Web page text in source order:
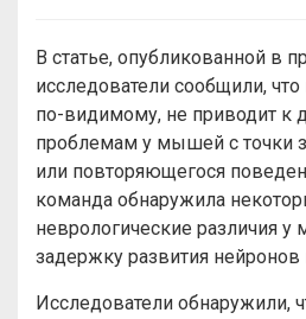
В статье, опубликованной в
исследователи сообщили,
по-видимому, не приводит к
проблемам у мышей с точки
или повторяющегося
команда обнаружила
неврологические различия
задержку развития нейронов
Исследователи обнаружили,